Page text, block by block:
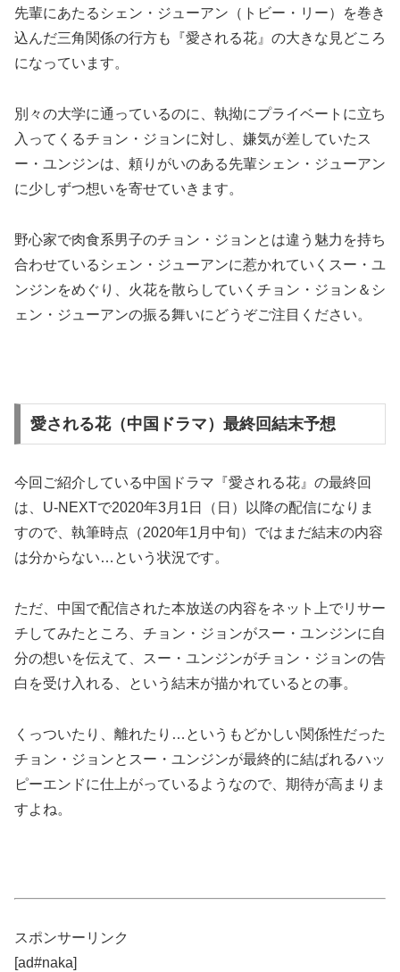
先輩にあたるシェン・ジューアン（トビー・リー）を巻き
込んだ三角関係の行方も『愛される花』の大きな見どころ
になっています。
別々の大学に通っているのに、執拗にプライベートに立ち
入ってくるチョン・ジョンに対し、嫌気が差していたス
ー・ユンジンは、頼りがいのある先輩シェン・ジューアン
に少しずつ想いを寄せていきます。
野心家で肉食系男子のチョン・ジョンとは違う魅力を持ち
合わせているシェン・ジューアンに惹かれていくスー・ユ
ンジンをめぐり、火花を散らしていくチョン・ジョン＆シ
ェン・ジューアンの振る舞いにどうぞご注目ください。
愛される花（中国ドラマ）最終回結末予想
今回ご紹介している中国ドラマ『愛される花』の最終回
は、U-NEXTで2020年3月1日（日）以降の配信になりま
すので、執筆時点（2020年1月中旬）ではまだ結末の内容
は分からない…という状況です。
ただ、中国で配信された本放送の内容をネット上でリサー
チしてみたところ、チョン・ジョンがスー・ユンジンに自
分の想いを伝えて、スー・ユンジンがチョン・ジョンの告
白を受け入れる、という結末が描かれているとの事。
くっついたり、離れたり…というもどかしい関係性だった
チョン・ジョンとスー・ユンジンが最終的に結ばれるハッ
ピーエンドに仕上がっているようなので、期待が高まりま
すよね。
スポンサーリンク
[ad#naka]